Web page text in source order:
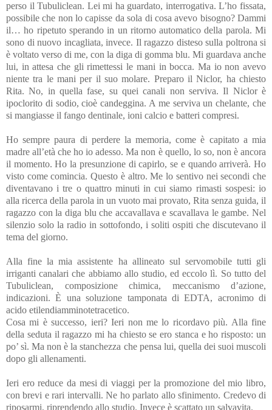
perso il Tubuliclean. Lei mi ha guardato, interrogativa. L’ho fissata,
possibile che non lo capisse da sola di cosa avevo bisogno? Dammi
il… ho ripetuto sperando in un ritorno automatico della parola. Mi
sono di nuovo incagliata, invece. Il ragazzo disteso sulla poltrona si
è voltato verso di me, con la diga di gomma blu. Mi guardava anche
lui, in attesa che gli rimettessi le mani in bocca. Ma io non avevo
niente tra le mani per il suo molare. Preparo il Niclor, ha chiesto
Rita. No, in quella fase, su quei canali non serviva. Il Niclor è
ipoclorito di sodio, cioè candeggina. A me serviva un chelante, che
si mangiasse il fango dentinale, ioni calcio e batteri compresi.
Ho sempre paura di perdere la memoria, come è capitato a mia
madre all’età che ho io adesso. Ma non è quello, lo so, non è ancora
il momento. Ho la presunzione di capirlo, se e quando arriverà. Ho
visto come comincia. Questo è altro. Me lo sentivo nei secondi che
diventavano i tre o quattro minuti in cui siamo rimasti sospesi: io
alla ricerca della parola in un vuoto mai provato, Rita senza guida, il
ragazzo con la diga blu che accavallava e scavallava le gambe. Nel
silenzio solo la radio in sottofondo, i soliti ospiti che discutevano il
tema del giorno.
Alla fine la mia assistente ha allineato sul servomobile tutti gli
irriganti canalari che abbiamo allo studio, ed eccolo lì. So tutto del
Tubuliclean, composizione chimica, meccanismo d’azione,
indicazioni. È una soluzione tamponata di EDTA, acronimo di
acido etilendiamminotetracetico.
Cosa mi è successo, ieri? Ieri non me lo ricordavo più. Alla fine
della seduta il ragazzo mi ha chiesto se ero stanca e ho risposto: un
po’ sì. Ma non è la stanchezza che pensa lui, quella dei suoi muscoli
dopo gli allenamenti.
Ieri ero reduce da mesi di viaggi per la promozione del mio libro,
con brevi e rari intervalli. Ne ho parlato allo sfinimento. Credevo di
riposarmi, riprendendo allo studio. Invece è scattato un salvavita.